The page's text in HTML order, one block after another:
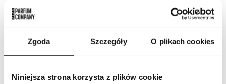
Zgoda Szczegóły O plikach cookies
Niniejsza strona korzysta z plików cookie
osobowość osoby, która go nosi. To doskonały wybór dla osób
ceniących wysoką jakość, wyrafinowany styl i niezapomniane
PARAMETRY